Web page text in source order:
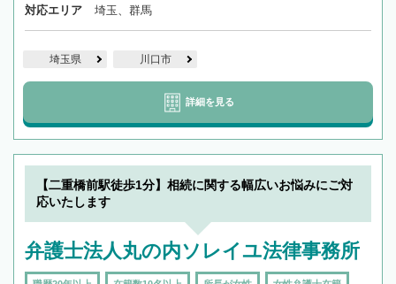
対応エリア 埼玉、群馬
埼玉県 川口市
詳細を見る
【二重橋前駅徒歩1分】相続に関する幅広いお悩みにご対
応いたします
弁護士法人丸の内ソレイユ法律事務所